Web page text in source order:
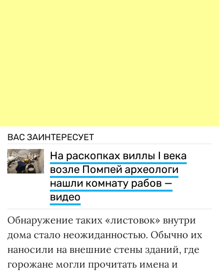
ВАС ЗАИНТЕРЕСУЕТ
На раскопках виллы I века
возле Помпей археологи
нашли комнату рабов —
видео
Обнаружение таких «листовок» внутри
дома стало неожиданностью. Обычно их
наносили на внешние стены зданий, где
горожане могли прочитать имена и